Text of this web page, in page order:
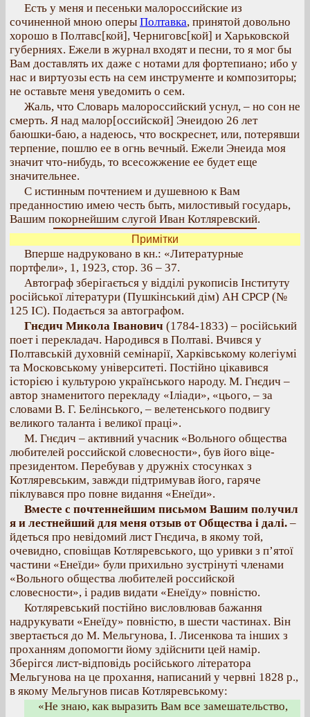
Есть у меня и песеньки малороссийские из
сочиненной мною оперы Полтавка, принятой довольно
хорошо в Полтавс[кой], Черниговс[кой] и Харьковской
губерниях. Ежели в журнал входят и песни, то я мог бы
Вам доставлять их даже с нотами для фортепиано; ибо у
нас и виртуозы есть на сем инструменте и композиторы;
не оставьте меня уведомить о сем.
Жаль, что Словарь малороссийский уснул, – но сон не
смерть. Я над малор[оссийской] Энеидою 26 лет
баюшки-баю, а надеюсь, что воскреснет, или, потерявши
терпение, пошлю ее в огнь вечный. Ежели Энеида моя
значит что-нибудь, то всесожжение ее будет еще
значительнее.
С истинным почтением и душевною к Вам
преданностию имею честь быть, милостивый государь,
Вашим покорнейшим слугой Иван Котляревский.
Примітки
Вперше надруковано в кн.: «Литературные
портфели», 1, 1923, стор. 36 – 37.
Автограф зберігається у відділі рукописів Інституту
російської літератури (Пушкінський дім) АН СРСР (№
125 ІС). Подається за автографом.
Гнєдич Микола Іванович (1784-1833) – російський
поет і перекладач. Народився в Полтаві. Вчився у
Полтавській духовній семінарії, Харківському колегіумі
та Московському університеті. Постійно цікавився
історією і культурою українського народу. М. Гнєдич –
автор знаменитого перекладу «Іліади», «цього, – за
словами В. Г. Белінського, – велетенського подвигу
великого таланта і великої праці».
М. Гнєдич – активний учасник «Вольного общества
любителей российской словесности», був його віце-
президентом. Перебував у дружніх стосунках з
Котляревським, завжди підтримував його, гаряче
піклувався про повне видання «Енеїди».
Вместе с почтеннейшим письмом Вашим получил
я и лестнейший для меня отзыв от Общества і далі. –
йдеться про невідомий лист Гнєдича, в якому той,
очевидно, сповіщав Котляревського, що уривки з п’ятої
частини «Енеїди» були прихильно зустрінуті членами
«Вольного общества любителей российской
словесности», і радив видати «Енеїду» повністю.
Котляревський постійно висловлював бажання
надрукувати «Енеїду» повністю, в шести частинах. Він
звертається до М. Мельгунова, І. Лисенкова та інших з
проханням допомогти йому здійснити цей намір.
Зберігся лист-відповідь російського літератора
Мельгунова на це прохання, написаний у червні 1828 р.,
в якому Мельгунов писав Котляревському:
«Не знаю, как выразить Вам все замешательство,